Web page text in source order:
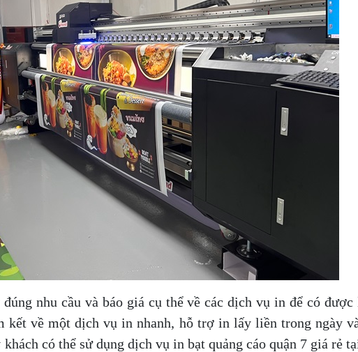
nhu cầu và báo giá cụ thể về các dịch vụ in để có được
kết về một dịch vụ in nhanh, hỗ trợ in lấy liền trong ngày
có thể sử dụng dịch vụ in bạt quảng cáo quận 7 giá rẻ